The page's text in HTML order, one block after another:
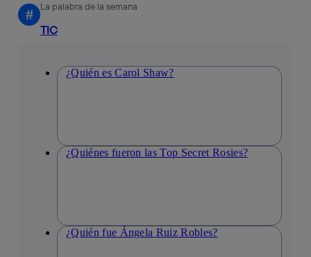
# La palabra de la semana
TIC
¿Quién es Carol Shaw?
¿Quiénes fueron las Top Secret Rosies?
¿Quién fue Ángela Ruiz Robles?